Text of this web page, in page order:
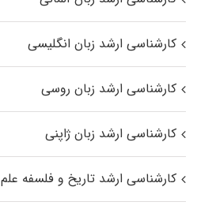
کارشناسی ارشد زبان انگلیسی
کارشناسی ارشد زبان روسی
کارشناسی ارشد زبان ژاپنی
کارشناسی ارشد تاریخ و فلسفه علم